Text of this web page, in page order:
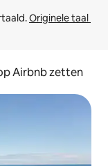
Originele taal
Airbnb zetten